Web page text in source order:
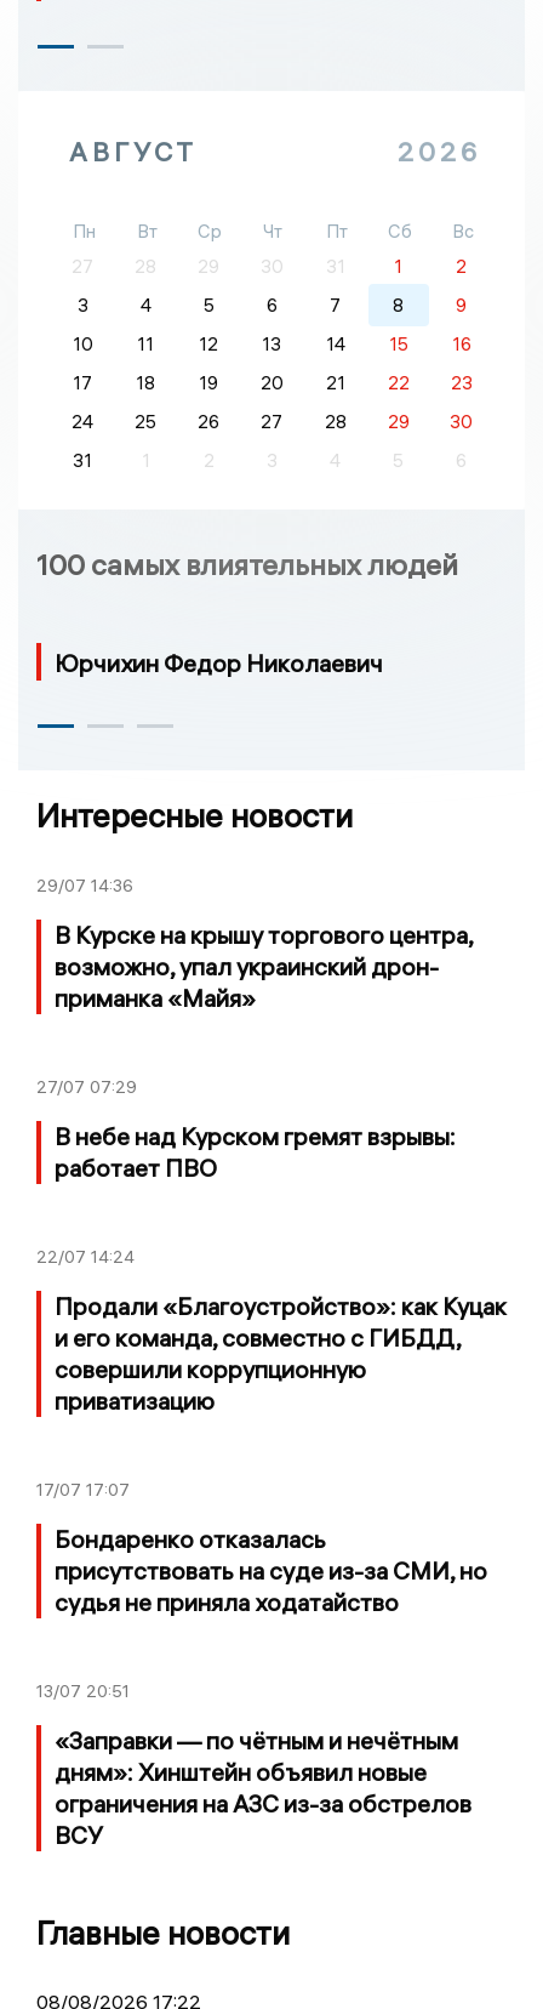
АВГУСТ 2026
Пн Вт Ср Чт Пт Сб
Вс
27
28 29 30 31 1
2
3
4 5 6 7 8
9
10
11 12 13 14 15
16
17
18 19 20 21 22
23
24
25 26 27 28 29
30
31
1 2 3 4 5 6
100 самых влиятельных людей
Юрчихин Федор Николаевич
Интересные новости
29/07 14:36
В Курске на крышу торгового центра,
возможно, упал украинский дрон-
приманка «Майя»
27/07 07:29
В небе над Курском гремят взрывы:
работает ПВО
22/07 14:24
Продали «Благоустройство»: как Куцак
и его команда, совместно с ГИБДД,
совершили коррупционную
приватизацию
17/07 17:07
Бондаренко отказалась
присутствовать на суде из-за СМИ, но
судья не приняла ходатайство
13/07 20:51
«Заправки — по чётным и нечётным
дням»: Хинштейн объявил новые
ограничения на АЗС из-за обстрелов
ВСУ
Главные новости
08/08/2026 17:22